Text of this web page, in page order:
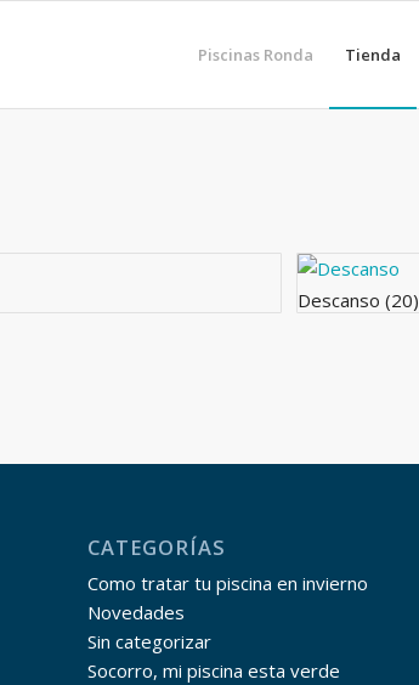
Piscinas Ronda Tienda
Descanso(20)
CATEGORÍAS
Como tratar tu piscina en invierno
Novedades
Sin categorizar
Socorro, mi piscina esta verde